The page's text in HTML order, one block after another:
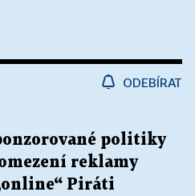
ODEBÍRAT
politiky
reklamy
Piráti